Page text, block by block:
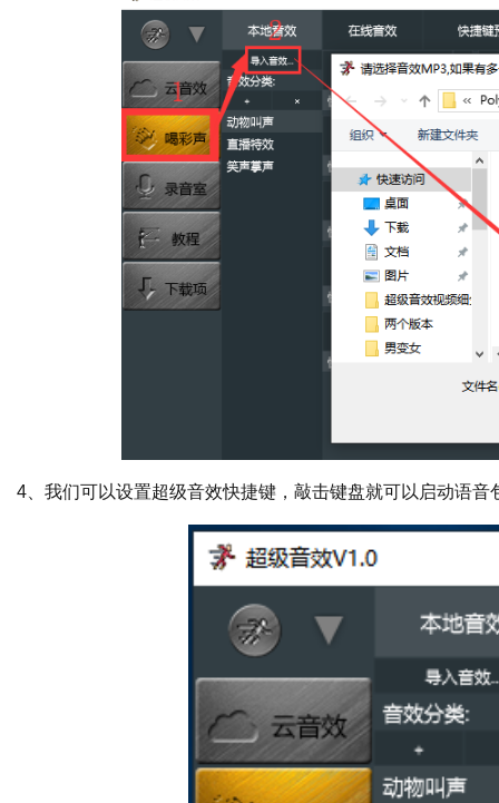
4、我们可以设置超级音效快捷键，敲击键盘就可以启动语音